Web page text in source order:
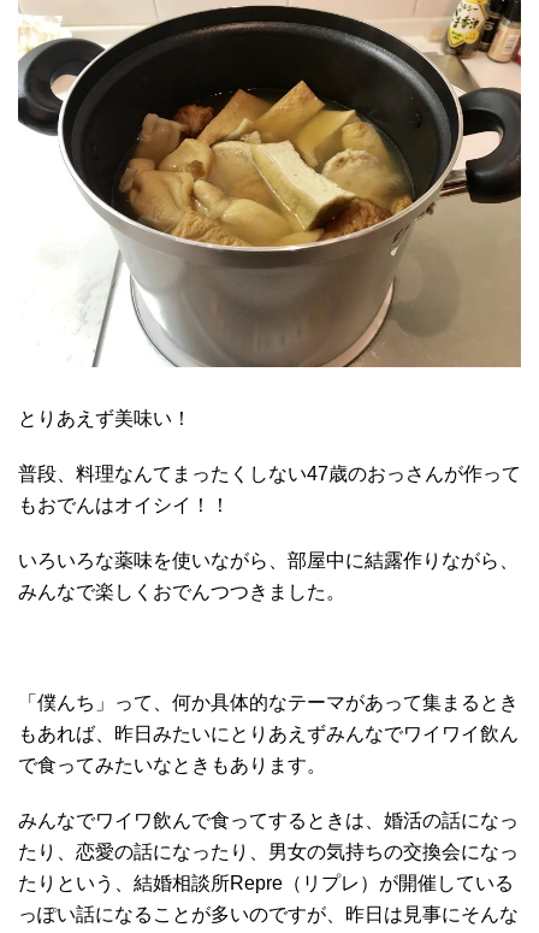
とりあえず美味い！
普段、料理なんてまったくしない47歳のおっさんが作って
もおでんはオイシイ！！
いろいろな薬味を使いながら、部屋中に結露作りながら、
みんなで楽しくおでんつつきました。
「僕んち」って、何か具体的なテーマがあって集まるとき
もあれば、昨日みたいにとりあえずみんなでワイワイ飲ん
で食ってみたいなときもあります。
みんなでワイワ飲んで食ってするときは、婚活の話になっ
たり、恋愛の話になったり、男女の気持ちの交換会になっ
たりという、結婚相談所Repre（リプレ）が開催している
っぽい話になることが多いのですが、昨日は見事にそんな